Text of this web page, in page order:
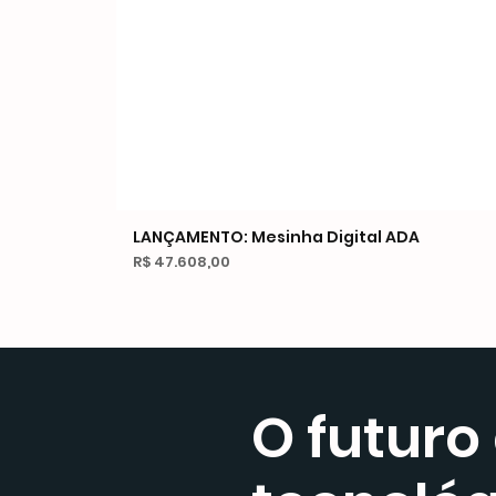
LANÇAMENTO: Mesinha Digital ADA
Preço
R$ 47.608,00
O futuro